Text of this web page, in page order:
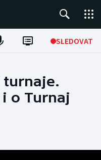
SLEDOVAT
turnaje.
o Turnaj